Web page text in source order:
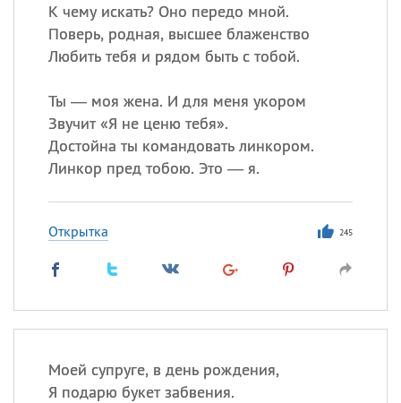
К чему искать? Оно передо мной.
Поверь, родная, высшее блаженство
Любить тебя и рядом быть с тобой.
Ты — моя жена. И для меня укором
Звучит «Я не ценю тебя».
Достойна ты командовать линкором.
Линкор пред тобою. Это — я.
Открытка 245
Моей супруге, в день рождения,
Я подарю букет забвения.
09.08 День Дымняшки
(Smokey Bear Day)
Сегодня празднуют именины
Сергей, Теодор,